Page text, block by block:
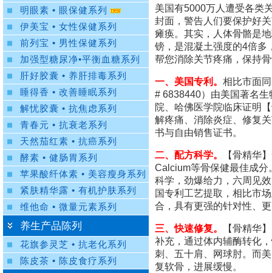
美国有5000万人遭受各类
封面，警告人们要保护好
瘫痪。其实，人体骨骼是
镑，是混凝土强度的4倍
帮您消除关节疼痛，保持
一、美国专利。 相比市面
# 6838440）由美国著名
院、哈佛医学院临床证明
解疼痛、消除炎症、修复
书与自由销售证书。
二、配方科学。
【骨精华
Calcium等骨保健最佳成
科学，劲爆给力，六周见
国专利工艺提取，相比市
合，具有更强的针对性、
三、快速修复。
【骨精华
补充，通过体内辅酶转化
刺、五十肩、网球肘。而
复软骨，进展缓慢。
明眼素 • 眼保健系列
伊美宝 • 女性保健系列
前列宝 • 男性保健系列
加强型糖尿净•平衡血糖系列
肝好胶囊 • 养肝排毒系列
睡得香 • 改善睡眠系列
解忧胶囊 • 抗焦虑系列
青春元 • 抗衰老系列
天然茄红素 • 抗癌系列
酵素 • 健肠胃系列
苹果酸纤体素 • 美容瘦身系列
紧肤精华露 • 有机护肤系列
维他命 • 微量元素系列
养生产品陈列
花旗参灵芝 • 抗老化系列
陈皮茶 • 陈皮食疗系列